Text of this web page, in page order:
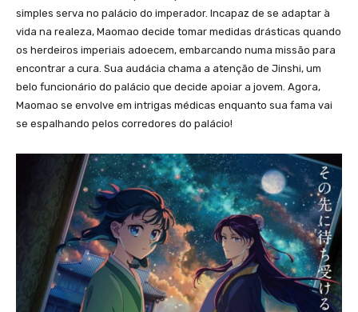
simples serva no palácio do imperador. Incapaz de se adaptar à
vida na realeza, Maomao decide tomar medidas drásticas quando
os herdeiros imperiais adoecem, embarcando numa missão para
encontrar a cura. Sua audácia chama a atenção de Jinshi, um
belo funcionário do palácio que decide apoiar a jovem. Agora,
Maomao se envolve em intrigas médicas enquanto sua fama vai
se espalhando pelos corredores do palácio!